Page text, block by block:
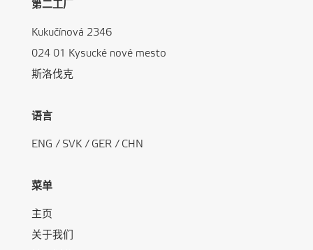
第二工厂
Kukučínová 2346
024 01 Kysucké nové mesto
斯洛伐克
语言
ENG / SVK/ GER/ CHN
菜单
主页
关于我们